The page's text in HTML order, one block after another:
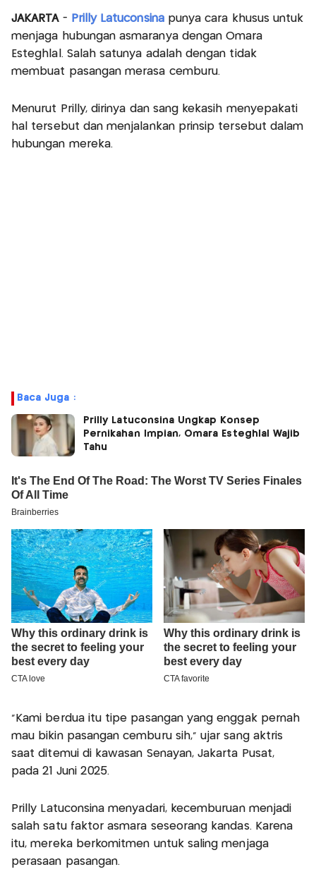
JAKARTA- Prilly Latuconsinapunya cara khusus untuk
menjaga hubungan asmaranya dengan Omara
Esteghlal. Salah satunya adalah dengan tidak
membuat pasangan merasa cemburu.
Menurut Prilly, dirinya dan sang kekasih menyepakati
hal tersebut dan menjalankan prinsip tersebut dalam
hubungan mereka.
Baca Juga :
Prilly Latuconsina Ungkap Konsep
Pernikahan Impian, Omara Esteghlal Wajib
Tahu
“Kami berdua itu tipe pasangan yang enggak pernah
mau bikin pasangan cemburu sih,” ujar sang aktris
saat ditemui di kawasan Senayan, Jakarta Pusat,
pada 21 Juni 2025.
Prilly Latuconsina menyadari, kecemburuan menjadi
salah satu faktor asmara seseorang kandas. Karena
itu, mereka berkomitmen untuk saling menjaga
perasaan pasangan.